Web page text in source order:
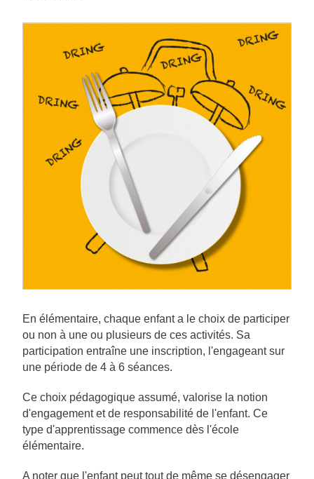
En élémentaire, chaque enfant a le choix de participer
ou non à une ou plusieurs de ces activités. Sa
participation entraîne une inscription, l'engageant sur
une période de 4 à 6 séances.
Ce choix pédagogique assumé, valorise la notion
d'engagement et de responsabilité de l'enfant. Ce
type d'apprentissage commence dès l'école
élémentaire.
A noter que l'enfant peut tout de même se désengager